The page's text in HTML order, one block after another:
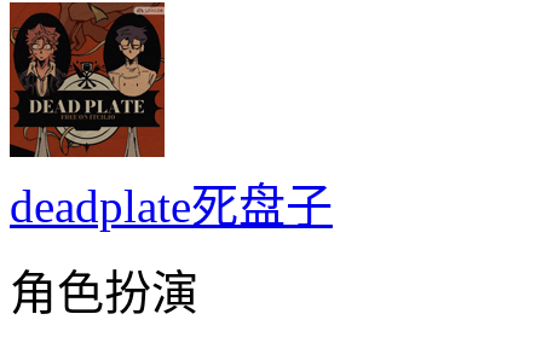
deadplate死盘子
角色扮演